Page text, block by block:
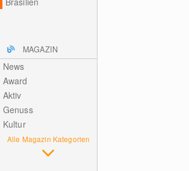
MAGAZIN
News
Award
Aktiv
Genuss
Kultur
Alle Magazin Kategorien